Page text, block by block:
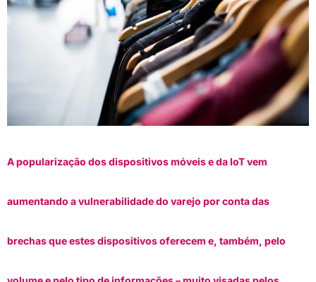
A popularização dos dispositivos móveis e da IoT vem
aumentando a vulnerabilidade do varejo por conta das
brechas que estes dispositivos oferecem e, também, pelo